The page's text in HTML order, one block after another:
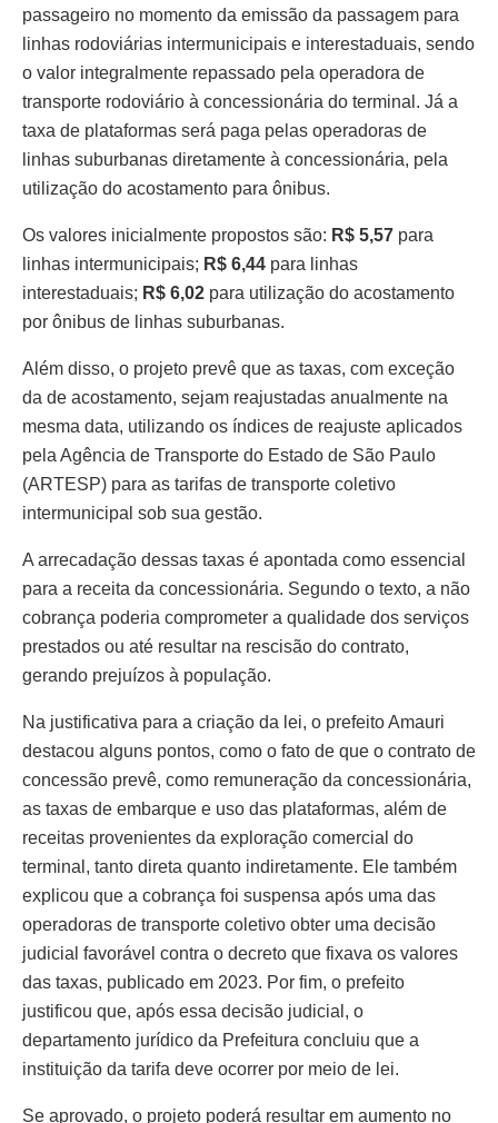
passageiro no momento da emissão da passagem para
linhas rodoviárias intermunicipais e interestaduais, sendo
o valor integralmente repassado pela operadora de
transporte rodoviário à concessionária do terminal. Já a
taxa de plataformas será paga pelas operadoras de
linhas suburbanas diretamente à concessionária, pela
utilização do acostamento para ônibus.
Os valores inicialmente propostos são: R$ 5,57 para
linhas intermunicipais; R$ 6,44 para linhas
interestaduais; R$ 6,02 para utilização do acostamento
por ônibus de linhas suburbanas.
Além disso, o projeto prevê que as taxas, com exceção
da de acostamento, sejam reajustadas anualmente na
mesma data, utilizando os índices de reajuste aplicados
pela Agência de Transporte do Estado de São Paulo
(ARTESP) para as tarifas de transporte coletivo
intermunicipal sob sua gestão.
A arrecadação dessas taxas é apontada como essencial
para a receita da concessionária. Segundo o texto, a não
cobrança poderia comprometer a qualidade dos serviços
prestados ou até resultar na rescisão do contrato,
gerando prejuízos à população.
Na justificativa para a criação da lei, o prefeito Amauri
destacou alguns pontos, como o fato de que o contrato de
concessão prevê, como remuneração da concessionária,
as taxas de embarque e uso das plataformas, além de
receitas provenientes da exploração comercial do
terminal, tanto direta quanto indiretamente. Ele também
explicou que a cobrança foi suspensa após uma das
operadoras de transporte coletivo obter uma decisão
judicial favorável contra o decreto que fixava os valores
das taxas, publicado em 2023. Por fim, o prefeito
justificou que, após essa decisão judicial, o
departamento jurídico da Prefeitura concluiu que a
instituição da tarifa deve ocorrer por meio de lei.
Se aprovado, o projeto poderá resultar em aumento no